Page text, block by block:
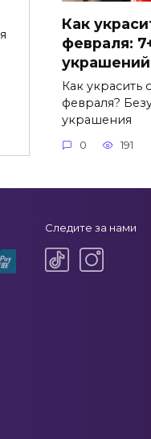
Как
февраля:
украшений
Как украсить
февраля?
украшения
0 191
Следите за нами